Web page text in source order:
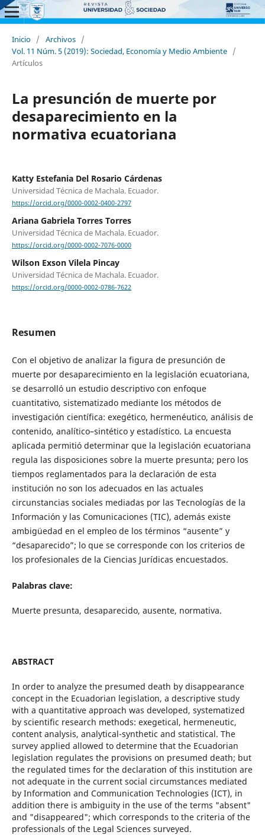
Inicio / Archivos /
Vol. 11 Núm. 5 (2019): Sociedad, Economía y Medio Ambiente /
Artículos
La presunción de muerte por
desaparecimiento en la
normativa ecuatoriana
Katty Estefania Del Rosario Cárdenas
Universidad Técnica de Machala. Ecuador.
https://orcid.org/0000-0002-0400-2797
Ariana Gabriela Torres Torres
Universidad Técnica de Machala. Ecuador.
https://orcid.org/0000-0002-7076-0000
Wilson Exson Vilela Pincay
Universidad Técnica de Machala. Ecuador.
https://orcid.org/0000-0002-0786-7622
Resumen
Con el objetivo de analizar la figura de presunción de
muerte por desaparecimiento en la legislación ecuatoriana,
se desarrolló un estudio descriptivo con enfoque
cuantitativo, sistematizado mediante los métodos de
investigación científica: exegético, hermenéutico, análisis de
contenido, analítico–sintético y estadístico. La encuesta
aplicada permitió determinar que la legislación ecuatoriana
regula las disposiciones sobre la muerte presunta; pero los
tiempos reglamentados para la declaración de esta
institución no son los adecuados en las actuales
circunstancias sociales mediadas por las Tecnologías de la
Información y las Comunicaciones (TIC), además existe
ambigüedad en el empleo de los términos “ausente” y
“desaparecido”; lo que se corresponde con los criterios de
los profesionales de la Ciencias Jurídicas encuestados.
Palabras clave:
Muerte presunta, desaparecido, ausente, normativa.
ABSTRACT
In order to analyze the presumed death by disappearance
concept in the Ecuadorian legislation, a descriptive study
with a quantitative approach was developed, systematized
by scientific research methods: exegetical, hermeneutic,
content analysis, analytical-synthetic and statistical. The
survey applied allowed to determine that the Ecuadorian
legislation regulates the provisions on presumed death; but
the regulated times for the declaration of this institution are
not adequate in the current social circumstances mediated
by Information and Communication Technologies (ICT), in
addition there is ambiguity in the use of the terms "absent"
and "disappeared"; which corresponds to the criteria of the
professionals of the Legal Sciences surveyed.